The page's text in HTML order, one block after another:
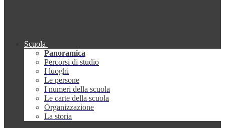
Scuola
Panoramica
Percorsi di studio
I luoghi
Le persone
I numeri della scuola
Le carte della scuola
Organizzazione
La storia